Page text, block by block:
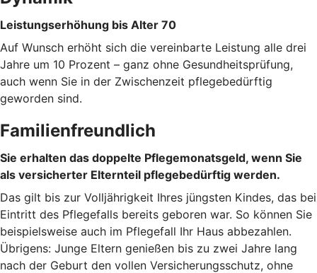
Leistungserhöhung bis Alter 70
Auf Wunsch erhöht sich die vereinbarte Leistung alle drei
Jahre um 10 Prozent – ganz ohne Gesundheitsprüfung,
auch wenn Sie in der Zwischenzeit pflegebedürftig
geworden sind.
Familienfreundlich
Sie erhalten das doppelte Pflegemonatsgeld, wenn Sie
als versicherter Elternteil pflegebedürftig werden.
Das gilt bis zur Volljährigkeit Ihres jüngsten Kindes, das bei
Eintritt des Pflegefalls bereits geboren war. So können Sie
beispielsweise auch im Pflegefall Ihr Haus abbezahlen.
Übrigens: Junge Eltern genießen bis zu zwei Jahre lang
nach der Geburt den vollen Versicherungsschutz, ohne